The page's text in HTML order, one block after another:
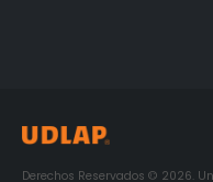
Derechos Reservados © 2026.